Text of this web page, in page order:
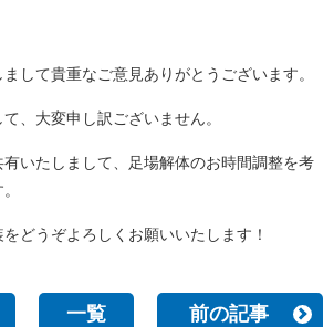
して貴重なご意見ありがとうございます。
、大変申し訳ございません。
いたしまして、足場解体のお時間調整を考
どうぞよろしくお願いいたします！
一覧 前の記事